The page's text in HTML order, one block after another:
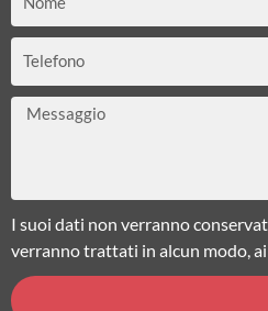
Messaggio
I suoi dati non verranno
verranno trattati in alcun modo,